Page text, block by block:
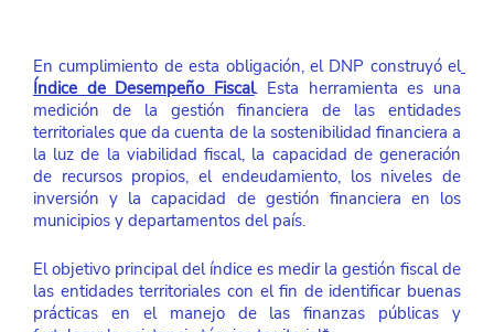
En cumplimiento de esta obligación, el DNP construyó el
Índice de Desempeño Fiscal. Esta herramienta es una
medición de la gestión financiera de las entidades
territoriales que da cuenta de la sostenibilidad financiera a
la luz de la viabilidad fiscal, la capacidad de generación
de recursos propios, el endeudamiento, los niveles de
inversión y la capacidad de gestión financiera en los
municipios y departamentos del país.
El objetivo principal del índice es medir la gestión fiscal de
las entidades territoriales con el fin de identificar buenas
prácticas en el manejo de las finanzas públicas y